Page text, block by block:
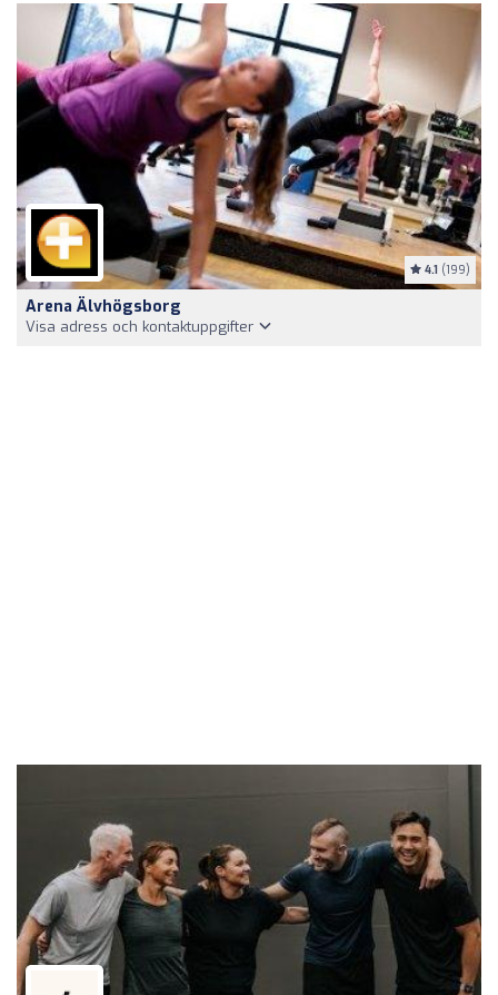
4.1 (199)
Arena Älvhögsborg
Visa adress och kontaktuppgifter